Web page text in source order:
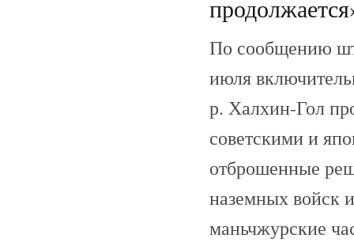
По сообщению
июля
р. Халхин-Гол
советскими и
отброшенные
наземных войск
маньчжурские